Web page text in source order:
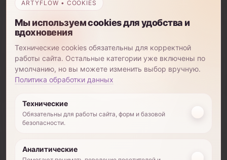
ОБУЧЕНИЕ
О КОМПАНИИ
+7 (903) 885-82-01
©2026 Использование любых материалов с
письменного согласия владельца авторских
прав
ARTYFLOW • COOKIES
Мы используем cookies для удобства и
вдохновения
Технические cookies обязательны для корректной
работы сайта. Остальные категории уже включены по
умолчанию, но вы можете изменить выбор вручную.
Политика обработки данных
Технические
Обязательны для работы сайта, форм и базовой
безопасности.
Аналитические